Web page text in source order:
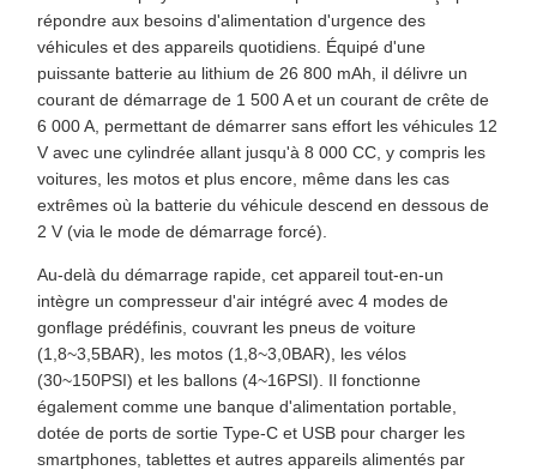
répondre aux besoins d'alimentation d'urgence des
véhicules et des appareils quotidiens. Équipé d'une
puissante batterie au lithium de 26 800 mAh, il délivre un
courant de démarrage de 1 500 A et un courant de crête de
6 000 A, permettant de démarrer sans effort les véhicules 12
V avec une cylindrée allant jusqu'à 8 000 CC, y compris les
voitures, les motos et plus encore, même dans les cas
extrêmes où la batterie du véhicule descend en dessous de
2 V (via le mode de démarrage forcé).
Au-delà du démarrage rapide, cet appareil tout-en-un
intègre un compresseur d'air intégré avec 4 modes de
gonflage prédéfinis, couvrant les pneus de voiture
(1,8~3,5BAR), les motos (1,8~3,0BAR), les vélos
(30~150PSI) et les ballons (4~16PSI). Il fonctionne
également comme une banque d'alimentation portable,
dotée de ports de sortie Type-C et USB pour charger les
smartphones, tablettes et autres appareils alimentés par